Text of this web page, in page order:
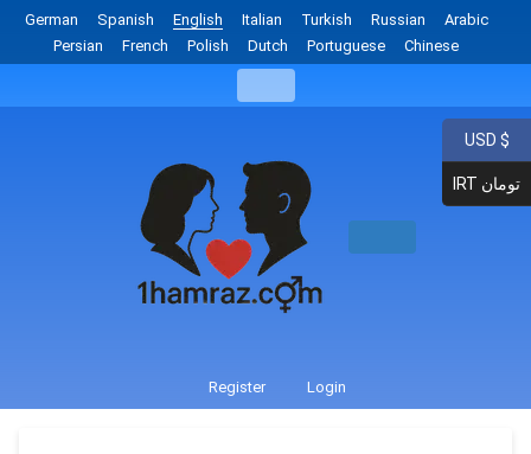
German Spanish English Italian Turkish Russian
Arabic
Persian
French Polish Dutch Portuguese Chinese
Register Login
USD $
IRT تومان